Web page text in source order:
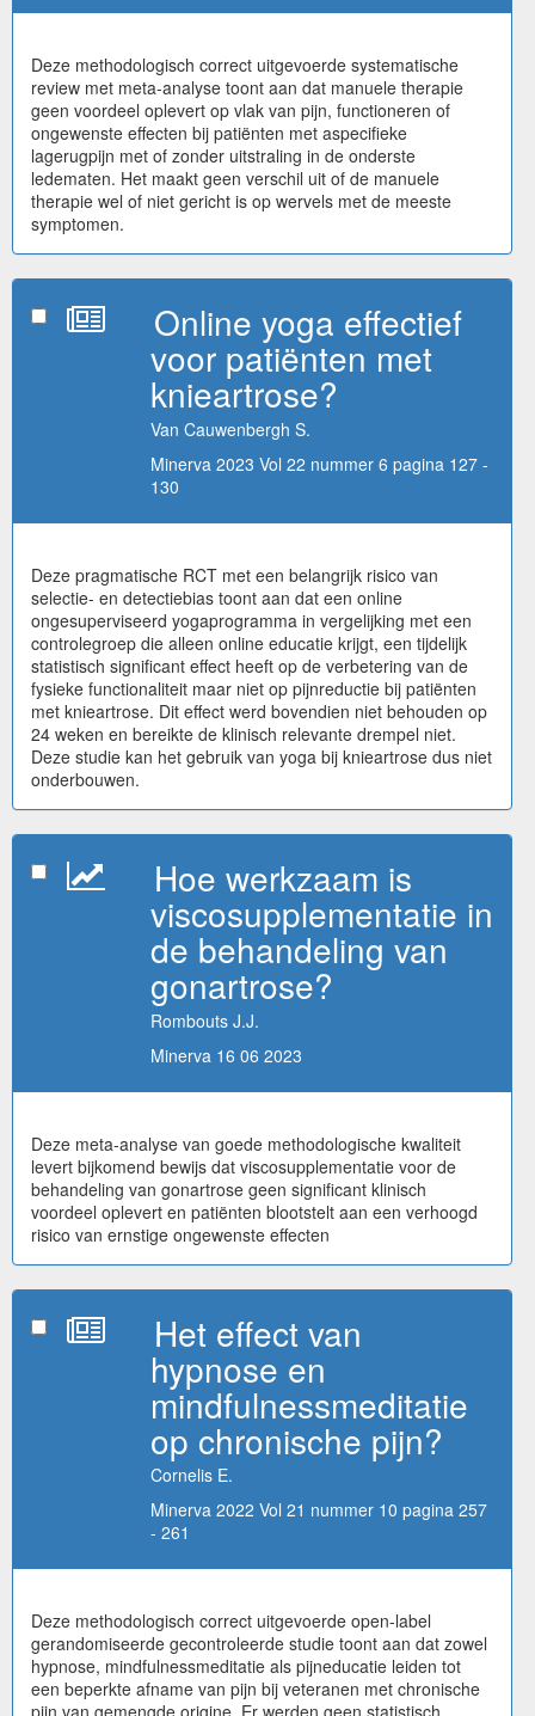
Deze methodologisch correct uitgevoerde systematische
review met meta-analyse toont aan dat manuele therapie
geen voordeel oplevert op vlak van pijn, functioneren of
ongewenste effecten bij patiënten met aspecifieke
lagerugpijn met of zonder uitstraling in de onderste
ledematen. Het maakt geen verschil uit of de manuele
therapie wel of niet gericht is op wervels met de meeste
symptomen.
Online yoga effectief
voor patiënten met
knieartrose?
Van Cauwenbergh S.
Minerva 2023 Vol 22 nummer 6 pagina 127 -
130
Deze pragmatische RCT met een belangrijk risico van
selectie- en detectiebias toont aan dat een online
ongesuperviseerd yogaprogramma in vergelijking met een
controlegroep die alleen online educatie krijgt, een tijdelijk
statistisch significant effect heeft op de verbetering van de
fysieke functionaliteit maar niet op pijnreductie bij patiënten
met knieartrose. Dit effect werd bovendien niet behouden op
24 weken en bereikte de klinisch relevante drempel niet.
Deze studie kan het gebruik van yoga bij knieartrose dus niet
onderbouwen.
Hoe werkzaam is
viscosupplementatie in
de behandeling van
gonartrose?
Rombouts J.J.
Minerva 16 06 2023
Deze meta-analyse van goede methodologische kwaliteit
levert bijkomend bewijs dat viscosupplementatie voor de
behandeling van gonartrose geen significant klinisch
voordeel oplevert en patiënten blootstelt aan een verhoogd
risico van ernstige ongewenste effecten
Het effect van
hypnose en
mindfulnessmeditatie
op chronische pijn?
Cornelis E.
Minerva 2022 Vol 21 nummer 10 pagina 257
- 261
Deze methodologisch correct uitgevoerde open-label
gerandomiseerde gecontroleerde studie toont aan dat zowel
hypnose, mindfulnessmeditatie als pijneducatie leiden tot
een beperkte afname van pijn bij veteranen met chronische